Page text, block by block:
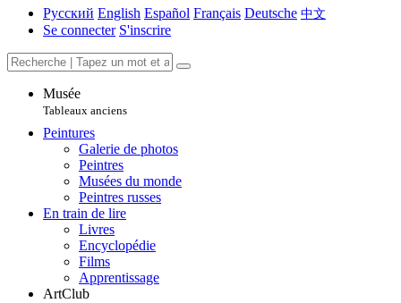
Русский English Español Français Deutsche 中文
Se connecter S'inscrire
Musée
Tableaux anciens
Peintures
Galerie de photos
Peintres
Musées du monde
Peintres russes
En train de lire
Livres
Encyclopédie
Films
Apprentissage
ArtClub